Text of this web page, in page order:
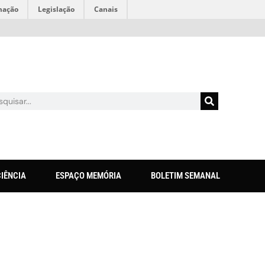
Legislação Canais
ESPAÇO MEMÓRIA BOLETIM SEMANAL